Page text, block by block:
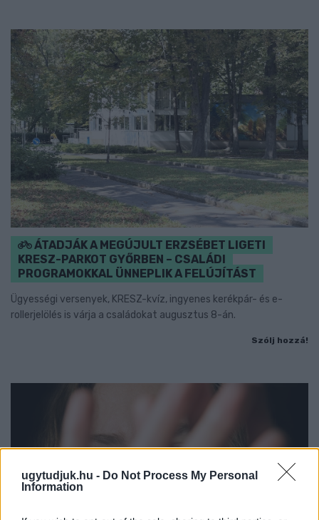
ugytudjuk.hu - Do Not Process My Personal
Information
ÁTADJÁK A MEGÚJULT ERZSÉBET LIGETI
KRESZ-PARKOT GYŐRBEN – CSALÁDI
PROGRAMOKKAL ÜNNEPLIK A FELÚJÍTÁST
Ügyességi versenyek, KRESZ-kvíz, ingyenes kerékpár- és e-
rollerjelölés is várja a családokat augusztus 8-án.
Szólj hozzá!